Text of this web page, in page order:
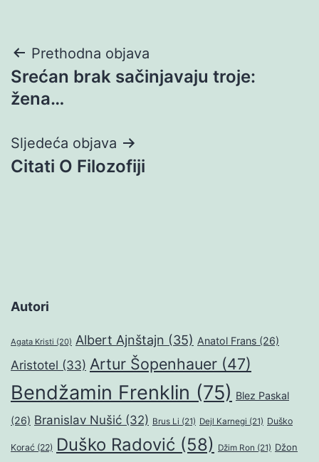
Navigacija
objava
Prethodna objava
Srećan brak sačinjavaju troje:
žena…
Sljedeća objava
Citati O Filozofiji
Autori
Agata Kristi (20) Albert Ajnštajn (35) Anatol Frans (26)
Aristotel (33) Artur Šopenhauer (47)
Bendžamin Frenklin (75) Blez Paskal
(26) Branislav Nušić (32) Brus Li (21) Dejl Karnegi (21) Duško
Korać (22) Duško Radović (58) Džim Ron (21) Džon